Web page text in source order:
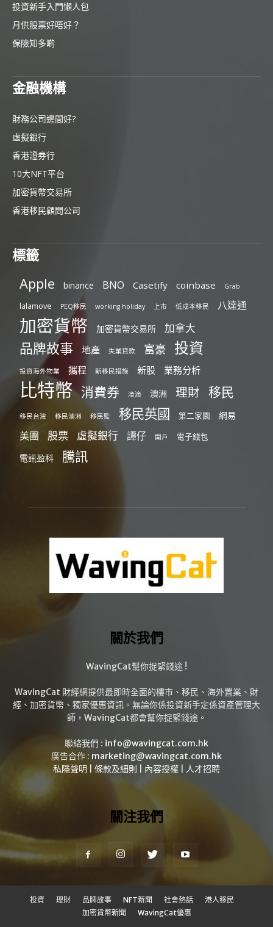
投資新手入門懶人包
月供股票好唔好？
保險知多啲
金融機構
財務公司邊間好?
虛擬銀行
香港證券行
10大NFT平台
加密貨幣交易所
香港移民顧問公司
標籤
Apple binance BNO Casetify coinbase Grab
lalamove PEQ移民 working holiday 上市 低成本移民 八達通
加密貨幣 加密貨幣交易所 加拿大
品牌故事 地產 失業貸款 富豪 投資
投資海外物業 攜程 新移民措施 新股 業務分析
比特幣 消費券 滴滴 澳洲 理財 移民
移民台灣 移民澳洲 移民監 移民英國 第二家園 網易
美團 股票 虛擬銀行 譚仔 開戶 電子錢包
電訊盈科 騰訊
關於我們
WavingCat幫你捉緊錢途 !
WavingCat 財經網提供最即時全面的樓市、移民、海外置業、財
經、加密貨幣、獨家優惠資訊。無論你係投資新手定係資產管理大
師，WavingCat都會幫你捉緊錢途。
聯絡我們 : info@wavingcat.com.hk
廣告合作 : marketing@wavingcat.com.hk
私隱聲明
條款及細則 內容授權 人才招聘
關注我們
投資 理財 品牌故事 NFT新聞 社會熱話
港人移民
加密貨幣新聞
WavingCat優惠